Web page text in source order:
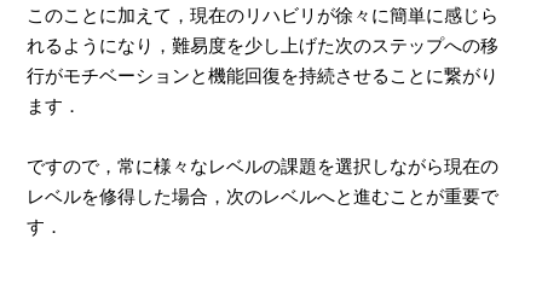
このことに加えて，現在のリハビリが徐々に簡単に感じら
れるようになり，難易度を少し上げた次のステップへの移
行がモチベーションと機能回復を持続させることに繋がり
ます．
ですので，常に様々なレベルの課題を選択しながら現在の
レベルを修得した場合，次のレベルへと進むことが重要で
す．